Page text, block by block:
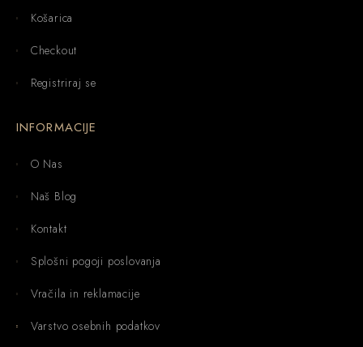
Košarica
Checkout
Registriraj se
INFORMACIJE
O Nas
Naš Blog
Kontakt
Splošni pogoji poslovanja
Vračila in reklamacije
Varstvo osebnih podatkov